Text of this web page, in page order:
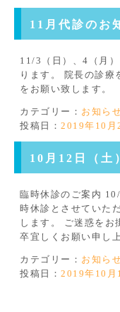
11月代診のお
11/3（日）、4（月
ります。 院長の診療
をお願い致します。
カテゴリー： お知ら
投稿日： 2019年10月
10月12日（土
臨時休診のご案内
時休診とさせていた
します。 ご迷惑をお
卒宜しくお願い申し
カテゴリー： お知ら
投稿日： 2019年10月